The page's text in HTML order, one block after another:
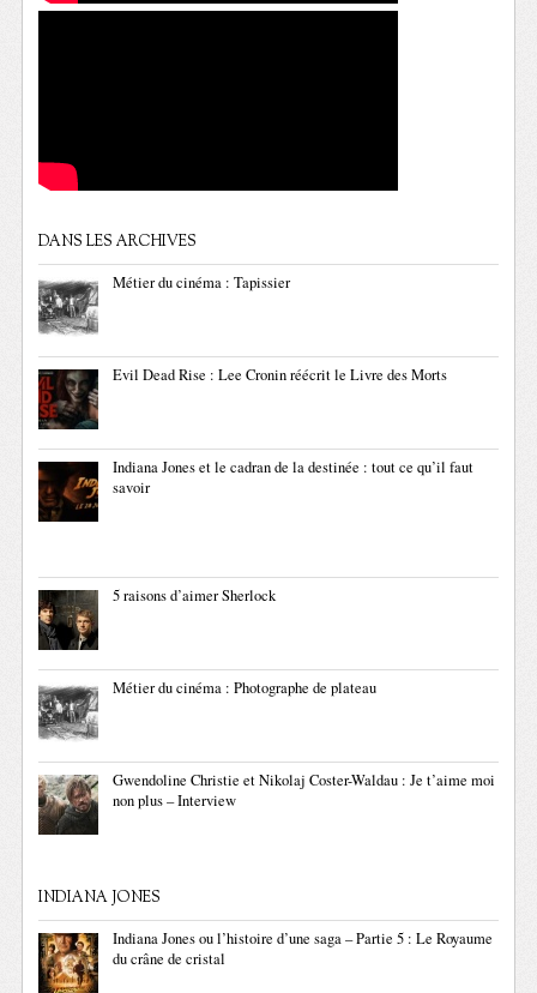
DANS LES ARCHIVES
Métier du cinéma : Tapissier
Evil Dead Rise : Lee Cronin réécrit le Livre des Morts
Indiana Jones et le cadran de la destinée : tout ce qu’il faut
savoir
5 raisons d’aimer Sherlock
Métier du cinéma : Photographe de plateau
Gwendoline Christie et Nikolaj Coster-Waldau : Je t’aime moi
non plus – Interview
INDIANA JONES
Indiana Jones ou l’histoire d’une saga – Partie 5 : Le Royaume
du crâne de cristal